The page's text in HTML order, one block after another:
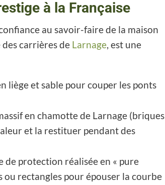
à la Française
au savoir-faire de la maison
carrières de Larnage, est une
liège et sable pour couper les ponts
en chamotte de Larnage (briques
et la restituer pendant des
de protection réalisée en « pure
ou rectangles pour épouser la courbe